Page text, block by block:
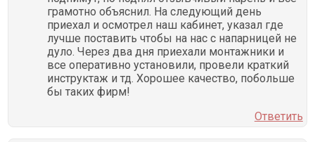
грамотно объяснил. На следующий день
приехал и осмотрел наш кабинет, указал где
лучше поставить чтобы на нас с напарницей не
дуло. Через два дня приехали монтажники и
все оперативно установили, провели краткий
инструктаж и тд. Хорошее качество, побольше
бы таких фирм!
Ответить